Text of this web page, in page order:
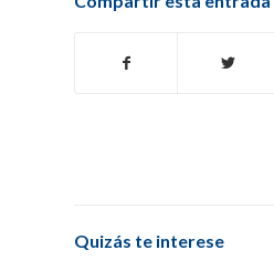
Quizás te interese